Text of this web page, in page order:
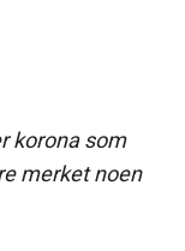
korona som
merket noen